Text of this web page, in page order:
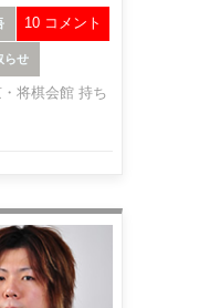
らせ
10 コメント
将棋会館 持ち